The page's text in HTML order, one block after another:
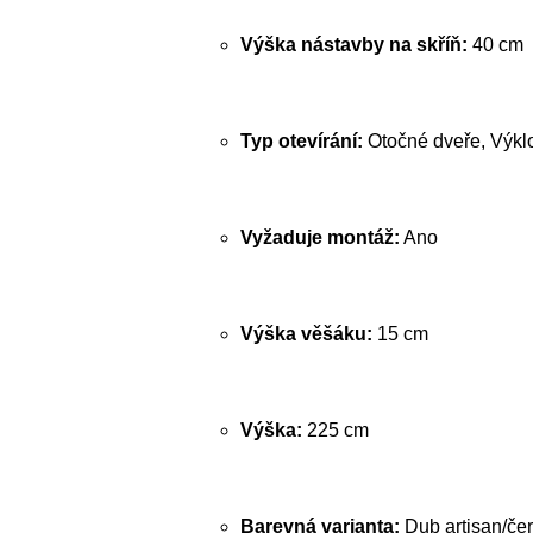
Výška nástavby na skříň: 40 cm
Typ otevírání: Otočné dveře,
Vyžaduje montáž: Ano
Výška věšáku: 15 cm
Výška: 225 cm
Barevná varianta: Dub artisan/